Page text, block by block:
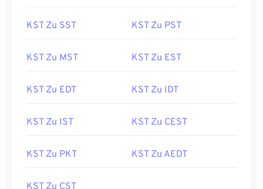
KST Zu SST KST Zu PST
KST Zu MST KST Zu EST
KST Zu EDT KST Zu IDT
KST Zu IST KST Zu CEST
KST Zu PKT KST Zu AEDT
KST Zu CST